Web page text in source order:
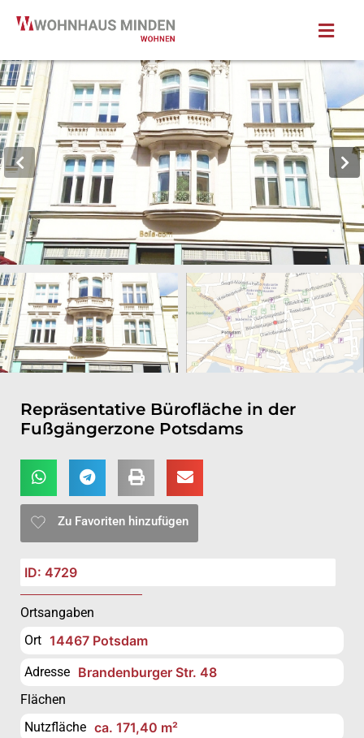
Repräsentative Bürofläche in der
Fußgängerzone Potsdams
Zu Favoriten hinzufügen
ID: 4729
Ortsangaben
Ort 14467 Potsdam
Adresse Brandenburger Str. 48
Flächen
Nutzfläche ca. 171,40 m²